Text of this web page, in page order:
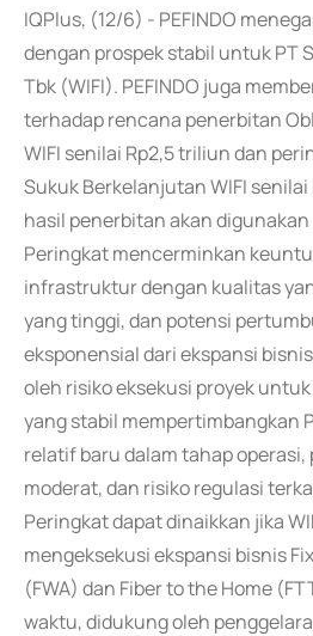
IQPlus, (12/6) - PEFINDO
dengan prospek stabil untuk PT
Tbk (WIFI). PEFINDO juga
terhadap rencana penerbitan
WIFI senilai Rp2,5 triliun dan
Sukuk Berkelanjutan WIFI
hasil penerbitan akan
Peringkat mencerminkan
infrastruktur dengan kualitas
yang tinggi, dan potensi
eksponensial dari ekspansi
oleh risiko eksekusi proyek
yang stabil mempertimbangkan
relatif baru dalam tahap
moderat, dan risiko regulasi
Peringkat dapat dinaikkan jika
mengeksekusi ekspansi bisnis
(FWA) dan Fiber to the Home
waktu, didukung oleh